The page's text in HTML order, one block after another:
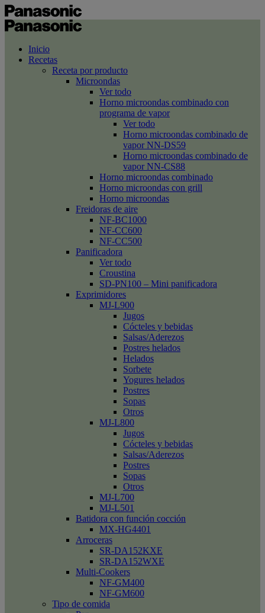
Inicio
Recetas
Receta por producto
Microondas
Ver todo
Horno microondas combinado con
programa de vapor
Ver todo
Horno microondas combinado de
vapor NN-DS59
Horno microondas combinado de
vapor NN-CS88
Horno microondas combinado
Horno microondas con grill
Horno microondas
Freidoras de aire
NF-BC1000
NF-CC600
NF-CC500
Panificadora
Ver todo
Croustina
SD-PN100 – Mini panificadora
Exprimidores
MJ-L900
Jugos
Cócteles y bebidas
Salsas/Aderezos
Postres helados
Helados
Sorbete
Yogures helados
Postres
Sopas
Otros
MJ-L800
Jugos
Cócteles y bebidas
Salsas/Aderezos
Postres
Sopas
Otros
MJ-L700
MJ-L501
Batidora con función cocción
MX-HG4401
Arroceras
SR-DA152KXE
SR-DA152WXE
Multi-Cookers
NF-GM400
NF-GM600
Tipo de comida